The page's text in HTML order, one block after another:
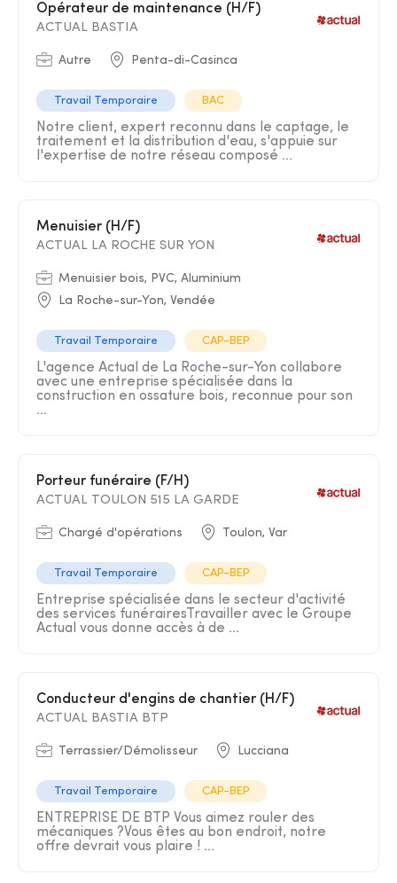
Opérateur de maintenance (H/F)
ACTUAL BASTIA
Autre Penta-di-Casinca
Travail Temporaire BAC
Notre client, expert reconnu dans le captage, le
traitement et la distribution d'eau, s'appuie sur
l'expertise de notre réseau composé ...
Menuisier (H/F)
ACTUAL LA ROCHE SUR YON
Menuisier bois, PVC, Aluminium
La Roche-sur-Yon, Vendée
Travail Temporaire CAP-BEP
L'agence Actual de La Roche-sur-Yon collabore
avec une entreprise spécialisée dans la
construction en ossature bois, reconnue pour son
...
Porteur funéraire (F/H)
ACTUAL TOULON 515 LA GARDE
Chargé d'opérations Toulon, Var
Travail Temporaire CAP-BEP
Entreprise spécialisée dans le secteur d'activité
des services funérairesTravailler avec le Groupe
Actual vous donne accès à de ...
Conducteur d'engins de chantier (H/F)
ACTUAL BASTIA BTP
Terrassier/Démolisseur Lucciana
Travail Temporaire CAP-BEP
ENTREPRISE DE BTP Vous aimez rouler des
mécaniques ?Vous êtes au bon endroit, notre
offre devrait vous plaire ! ...